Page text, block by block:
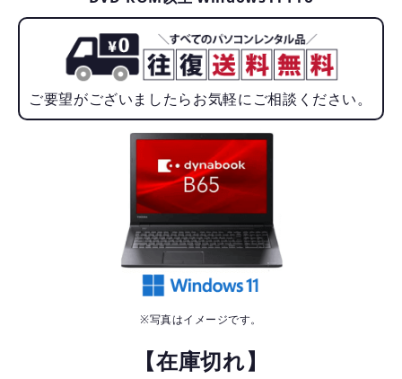
スマホレンタル（iPhone）
タブレットレンタル（iPad）
長期レンタル・大量導入
Windows 11移行
ご要望がございましたらお気軽にご相談ください。
※写真はイメージです。
【在庫切れ】